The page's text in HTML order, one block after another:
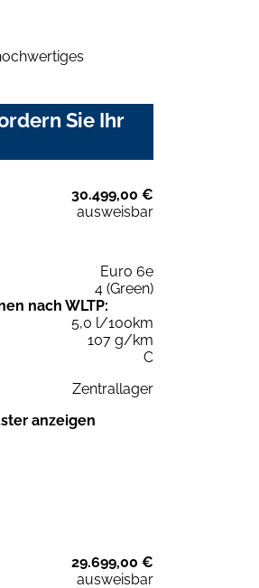
Sie Ihr
30.499,00 €
ausweisbar
Euro 6e
4 (Green)
nach WLTP:
5,0 l/100km
107 g/km
C
Zentrallager
anzeigen
29.699,00 €
ausweisbar